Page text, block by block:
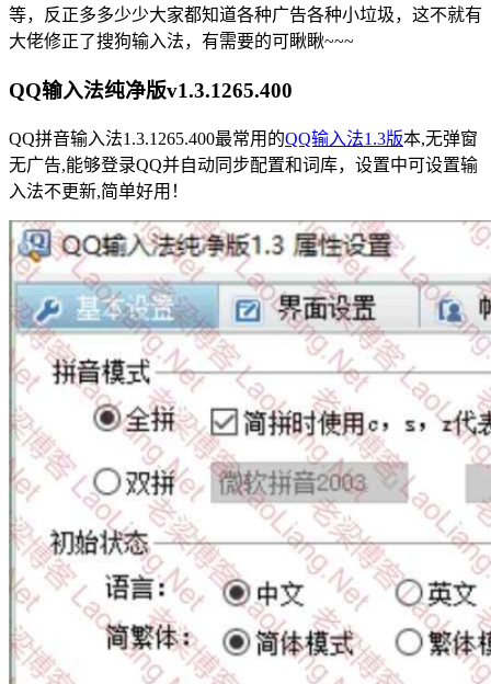
等，反正多多少少大家都知道各种广告各种小垃圾，这不就有
大佬修正了搜狗输入法，有需要的可瞅瞅~~~
QQ输入法纯净版v1.3.1265.400
QQ拼音输入法1.3.1265.400最常用的QQ输入法1.3版本,无弹窗
无广告,能够登录QQ并自动同步配置和词库，设置中可设置输
入法不更新,简单好用！